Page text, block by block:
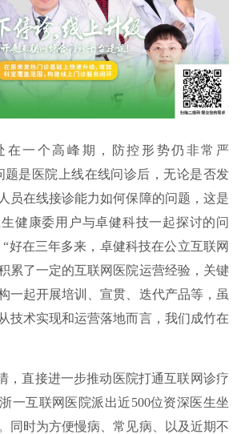
在一个高峰期，防控形势仍非常严
题是医院上线在线问诊后，无论是否发
员在线接诊能力如何保障的问题，这是
健康委用户与卓健科技一起探讨的问
好在三年多来，卓健科技在公立互联网
累了一定的互联网医院运营经验，关键
一起开展培训、宣贯、迭代产品等，虽
技术实现和运营落地而言，我们成竹在
，直接进一步推动医院打通互联网诊疗
一互联网医院派出近500位资深医生坐
同时为方便慢病、常见病、以及近期不